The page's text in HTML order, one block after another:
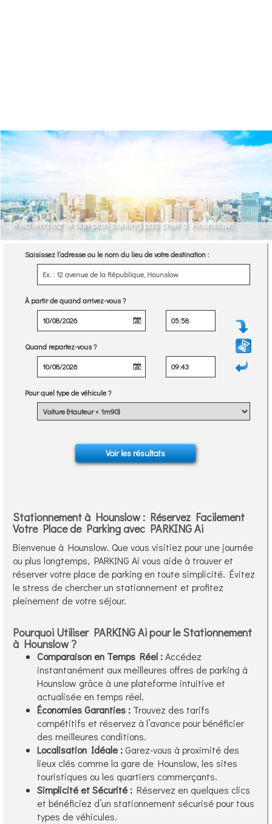
Recherchez le bon plan parking pas cher à Hounslow.
Saisissez l’adresse ou le nom du lieu de votre destination :
À partir de quand arrivez-vous ?
Quand repartez-vous ?
Pour quel type de véhicule ?
Stationnement à Hounslow : Réservez Facilement
Votre Place de Parking avec PARKING Ai
Bienvenue à Hounslow. Que vous visitiez pour une journée
ou plus longtemps, PARKING Ai vous aide à trouver et
réserver votre place de parking en toute simplicité. Évitez
le stress de chercher un stationnement et profitez
pleinement de votre séjour.
Pourquoi Utiliser PARKING Ai pour le Stationnement
à Hounslow ?
Comparaison en Temps Réel :Accédez
instantanément aux meilleures offres de parking à
Hounslow grâce à une plateforme intuitive et
actualisée en temps réel.
Économies Garanties : Trouvez des tarifs
compétitifs et réservez à l’avance pour bénéficier
des meilleures conditions.
Localisation Idéale :Garez-vous à proximité des
lieux clés comme la gare de Hounslow, les sites
touristiques ou les quartiers commerçants.
Simplicité et Sécurité : Réservez en quelques clics
et bénéficiez d’un stationnement sécurisé pour tous
types de véhicules.